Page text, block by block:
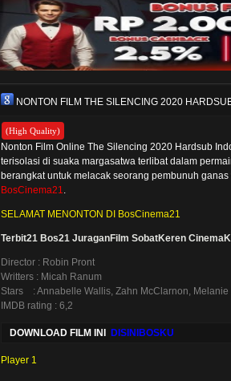
NONTON FILM THE SILENCING 2020
(High Quality)
Nonton Film Online The Silencing 2020 Hardsub
terisolasi di suaka margasatwa terlibat dalam
berangkat untuk melacak seorang pembunuh
BosCinema21.
SELAMAT MENONTON DI BosCinema21
Terbit21 Bos21 JuraganFilm SobatKeren
Director : Robin Pront
Writters : Micah Ranum
Stars : Annabelle Wallis, Zahn McClarnon, Melanie
IMDB rating : 6,2
DOWNLOAD FILM INI DISINIBOSKU
Player 1